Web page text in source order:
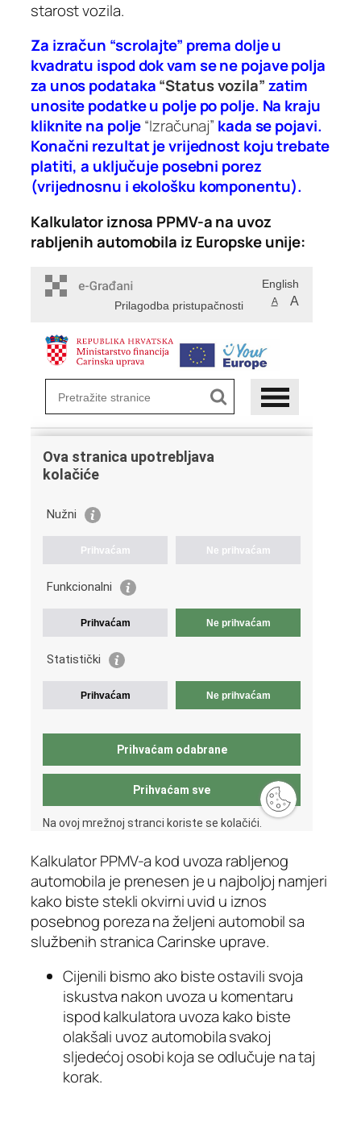
starost vozila.
Za izračun “scrolajte” prema dolje u
kvadratu ispod dok vam se ne pojave polja
za unos podataka“Status vozila”zatim
unosite podatke u polje po polje. Na kraju
kliknite na polje“Izračunaj” kada se pojavi.
Konačni rezultat je vrijednost koju trebate
platiti, a uključuje posebni porez
(vrijednosnu i ekološku komponentu).
Kalkulator iznosa PPMV-a na uvoz
rabljenih automobila iz Europske unije:
Kalkulator PPMV-a kod uvoza rabljenog
automobila je prenesen je u najboljoj namjeri
kako biste stekli okvirni uvid u iznos
posebnog poreza na željeni automobil sa
službenih stranica Carinske uprave.
Cijenili bismo ako biste ostavili svoja
iskustva nakon uvoza u komentaru
ispod kalkulatora uvoza kako biste
olakšali uvoz automobila svakoj
sljedećoj osobi koja se odlučuje na taj
korak.